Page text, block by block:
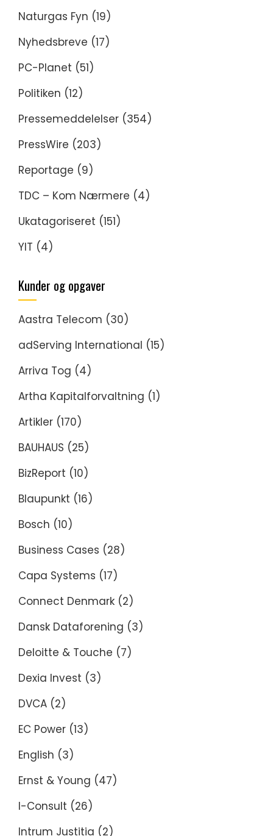
Naturgas Fyn (19)
Nyhedsbreve (17)
PC-Planet (51)
Politiken (12)
Pressemeddelelser (354)
PressWire (203)
Reportage (9)
TDC – Kom Nærmere (4)
Ukatagoriseret (151)
YIT (4)
Kunder og opgaver
Aastra Telecom (30)
adServing International (15)
Arriva Tog (4)
Artha Kapitalforvaltning (1)
Artikler (170)
BAUHAUS (25)
BizReport (10)
Blaupunkt (16)
Bosch (10)
Business Cases (28)
Capa Systems (17)
Connect Denmark (2)
Dansk Dataforening (3)
Deloitte & Touche (7)
Dexia Invest (3)
DVCA (2)
EC Power (13)
English (3)
Ernst & Young (47)
I-Consult (26)
Intrum Justitia (2)